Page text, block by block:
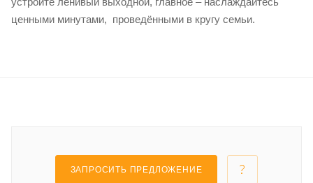
ценными минутами, проведёнными в кругу семьи.
ЗАПРОСИТЬ ПРЕДЛОЖЕНИЕ